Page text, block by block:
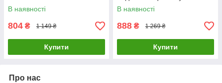
В наявності
804 ₴ 1 149 ₴
Купити
В наявності
888 ₴ 1 269 ₴
Купити
Про нас